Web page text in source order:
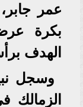
عمر
بكرة
الهدف
وسجل